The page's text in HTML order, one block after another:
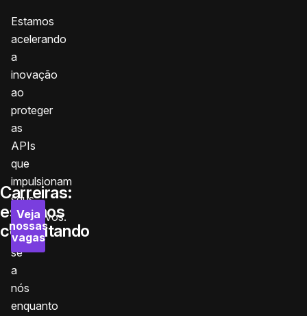
Carreiras:
estamos
contratando
Estamos
acelerando
a
inovação
ao
proteger
as
APIs
que
impulsionam
seus
aplicativos.
Junte-
se
a
nós
enquanto
Veja
nossas
vagas